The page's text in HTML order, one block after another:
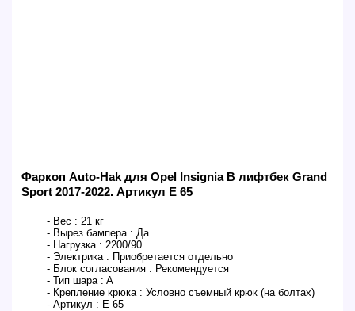
Фаркоп Auto-Hak для Opel Insignia B лифтбек Grand
Sport 2017-2022. Артикул E 65
- Вес : 21 кг
- Вырез бампера : Да
- Нагрузка : 2200/90
- Электрика : Приобретается отдельно
- Блок согласования : Рекомендуется
- Тип шара : A
- Крепление крюка : Условно съемный крюк (на болтах)
- Артикул : E 65